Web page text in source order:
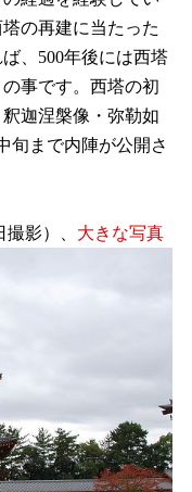
の再建に当たった
、500年後には西塔
事です。西塔の初
迦涅槃像・弥勒如
旬まで内陣が公開さ
影）、 大きな写真